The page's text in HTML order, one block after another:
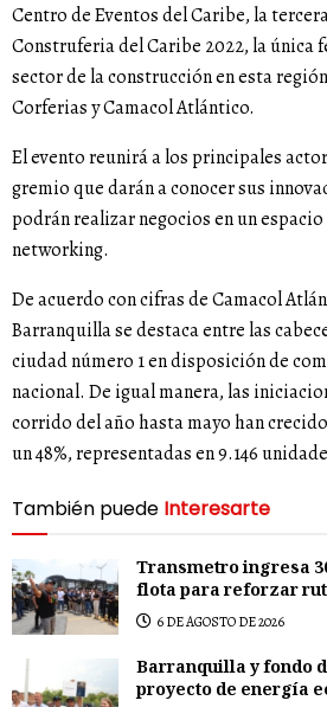
Centro de Eventos del Caribe, la
Construferia del Caribe 2022, la única
sector de la construcción en esta
Corferias y Camacol Atlántico.
El evento reunirá a los principales
gremio que darán a conocer sus
podrán realizar negocios en un
networking.
De acuerdo con cifras de Camacol
Barranquilla se destaca entre las
ciudad número 1 en disposición de
nacional. De igual manera, las
corrido del año hasta mayo han
un 48%, representadas en 9.146
También puede Interesarte
Transmetro ingresa
flota para reforzar
6 DE AGOSTO DE 2026
Barranquilla y fondo
proyecto de energía